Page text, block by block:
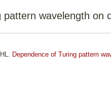
分
pattern wavelength on
Dependence of Turing pattern